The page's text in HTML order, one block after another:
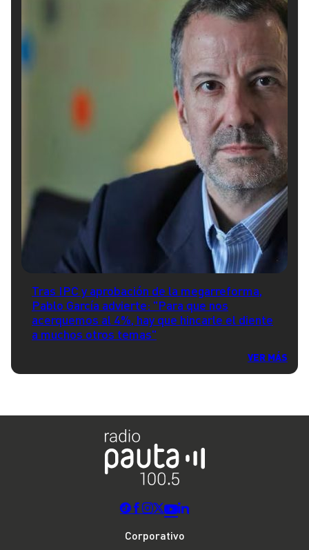
Tras IPC y aprobación de la megarreforma,
Pablo García advierte: "Para que nos
acerquemos al 4%, hay que hincarle el diente
a muchos otros temas"
VER MÁS
Corporativo